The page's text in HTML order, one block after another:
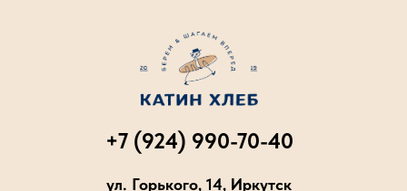
+7 (924) 990-70-40
ул. Горького, 14, Иркутск